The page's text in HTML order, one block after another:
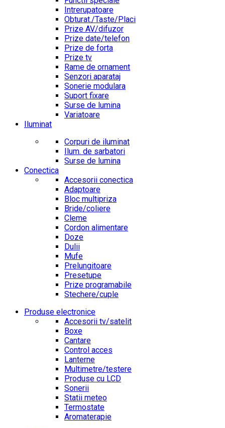
Intrerupatoare
Obturat./Taste/Placi
Prize AV/difuzor
Prize date/telefon
Prize de forta
Prize tv
Rame de ornament
Senzori aparataj
Sonerie modulara
Suport fixare
Surse de lumina
Variatoare
Iluminat
Corpuri de iluminat
Ilum. de sarbatori
Surse de lumina
Conectica
Accesorii conectica
Adaptoare
Bloc multipriza
Bride/coliere
Cleme
Cordon alimentare
Doze
Dulii
Mufe
Prelungitoare
Presetupe
Prize programabile
Stechere/cuple
Produse electronice
Accesorii tv/satelit
Boxe
Cantare
Control acces
Lanterne
Multimetre/testere
Produse cu LCD
Sonerii
Statii meteo
Termostate
Aromaterapie